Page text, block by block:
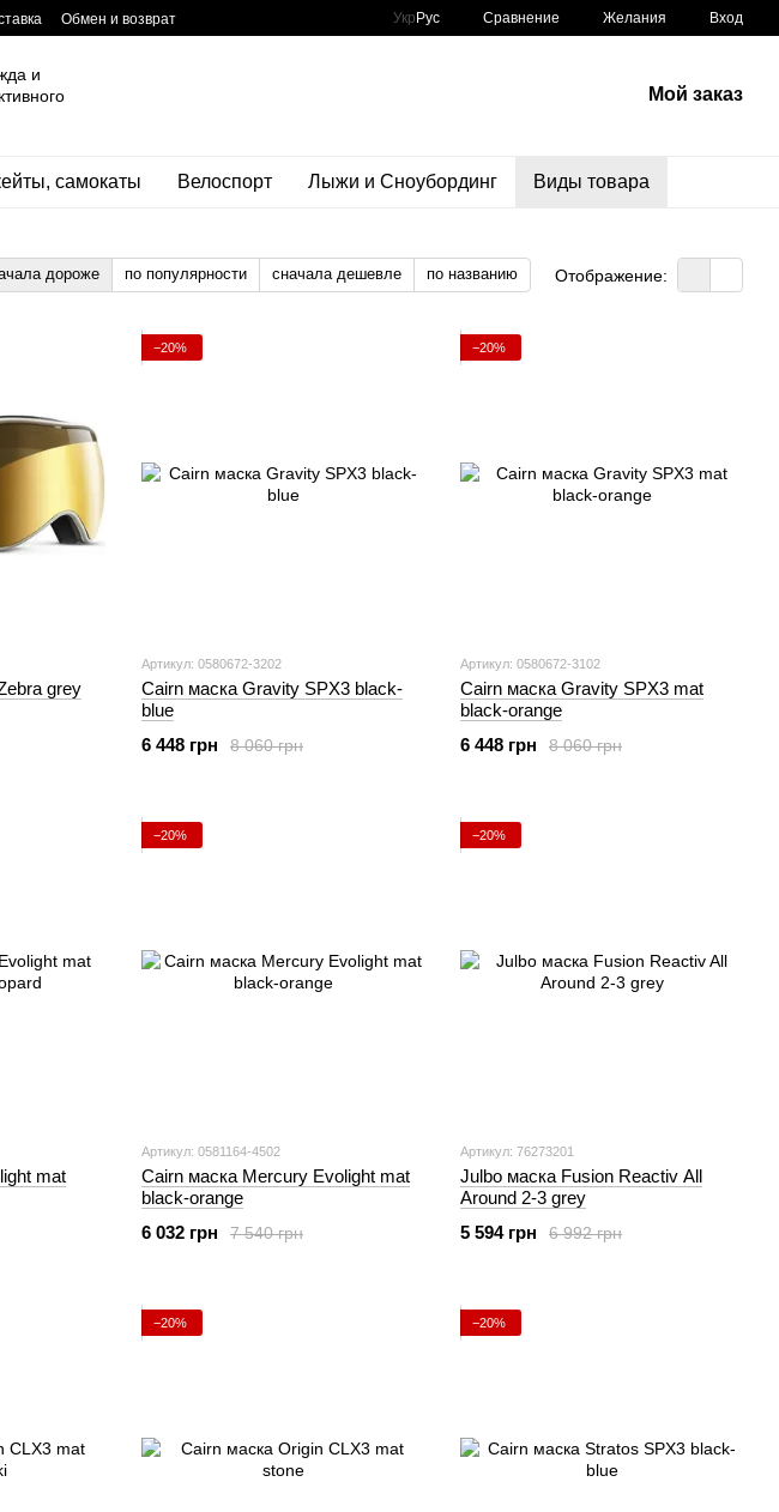
Обмен и возврат
Укр Рус Сравнение Желания Вход
Мой заказ
самокаты Велоспорт Лыжи и Сноубординг Виды товара
дороже по популярности сначала дешевле по названию Отображение:
grey
−20%
Артикул: 0580672-3202
Cairn маска Gravity SPX3 black-
blue
8 060 грн
6 448 грн
−20%
Артикул: 0580672-3102
Cairn маска Gravity SPX3 mat
black-orange
8 060 грн
6 448 грн
mat
−20%
Артикул: 0581164-4502
Cairn маска Mercury Evolight mat
black-orange
7 540 грн
6 032 грн
−20%
Артикул: 76273201
Julbo маска Fusion Reactiv All
Around 2-3 grey
6 992 грн
5 594 грн
−20% −20%